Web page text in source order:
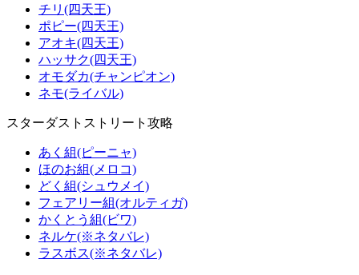
チリ(四天王)
ポピー(四天王)
アオキ(四天王)
ハッサク(四天王)
オモダカ(チャンピオン)
ネモ(ライバル)
スターダストストリート攻略
あく組(ピーニャ)
ほのお組(メロコ)
どく組(シュウメイ)
フェアリー組(オルティガ)
かくとう組(ビワ)
ネルケ(※ネタバレ)
ラスボス(※ネタバレ)